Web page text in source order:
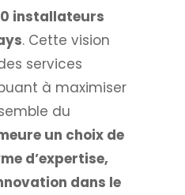
installateurs
. Cette vision
services
à maximiser
du
un choix de
d’expertise,
dans le